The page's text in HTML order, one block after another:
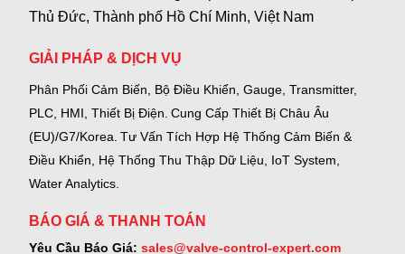
Thủ Đức, Thành phố Hồ Chí Minh, Việt Nam
GIẢI PHÁP & DỊCH VỤ
Phân Phối Cảm Biến, Bộ Điều Khiển, Gauge, Transmitter,
PLC, HMI, Thiết Bị Điện. Cung Cấp Thiết Bị Châu Âu
(EU)/G7/Korea. Tư Vấn Tích Hợp Hệ Thống Cảm Biến &
Điều Khiển, Hệ Thống Thu Thập Dữ Liệu, IoT System,
Water Analytics.
BÁO GIÁ & THANH TOÁN
Yêu Cầu Báo Giá: sales@valve-control-expert.com